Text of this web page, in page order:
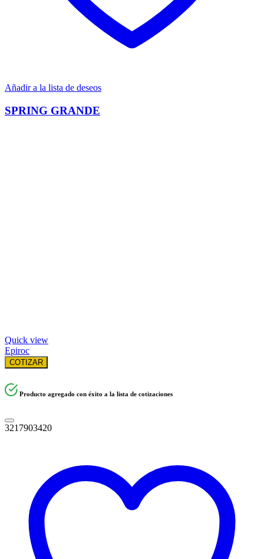
Añadir a la lista de deseos
SPRING GRANDE
Quick view
Epiroc
COTIZAR
Producto agregado con éxito a la lista de cotizaciones
3217903420